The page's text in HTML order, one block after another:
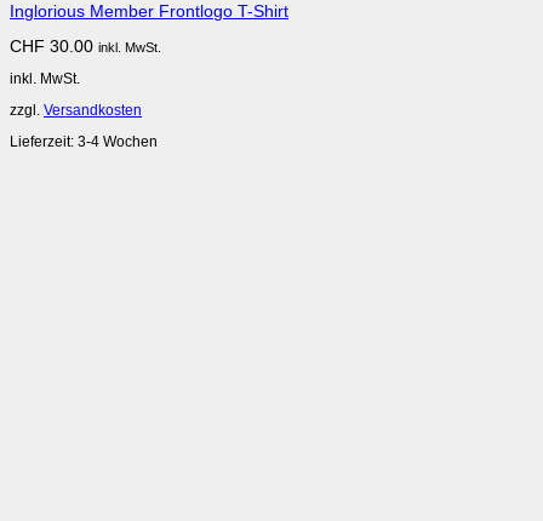
Inglorious Member Frontlogo T-Shirt
CHF 30.00 inkl. MwSt.
inkl. MwSt.
zzgl. Versandkosten
Lieferzeit: 3-4 Wochen